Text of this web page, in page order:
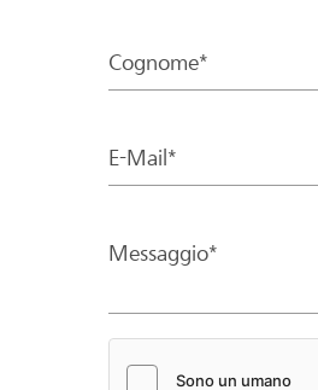
Cognome*
E-Mail*
Messaggio*